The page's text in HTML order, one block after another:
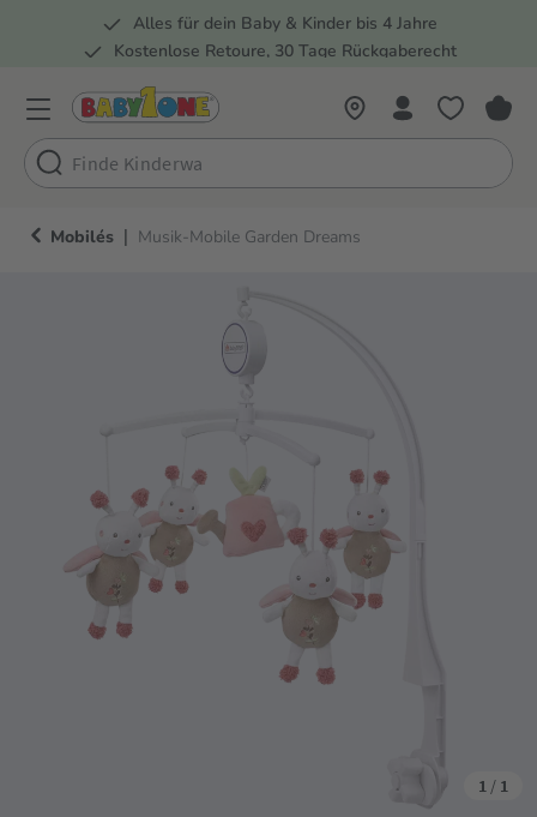
Zur Hauptnavigation springen
Alles für dein Baby & Kinder bis 4 Jahre
Kostenlose Retoure, 30 Tage Rückgaberecht
Mobilés | Musik-Mobile Garden Dreams
1 / 1